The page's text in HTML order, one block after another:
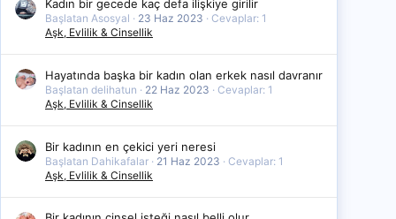
Kadın bir gecede kaç defa ilişkiye girilir
Başlatan Asosyal 23 Haz 2023
Cevaplar: 1
Aşk, Evlilik & Cinsellik
Hayatında başka bir kadın olan erkek nasıl davranır
Başlatan delihatun 22 Haz 2023
Cevaplar: 1
Aşk, Evlilik & Cinsellik
Bir kadının en çekici yeri neresi
Başlatan Dahikafalar 21 Haz 2023
Cevaplar: 1
Aşk, Evlilik & Cinsellik